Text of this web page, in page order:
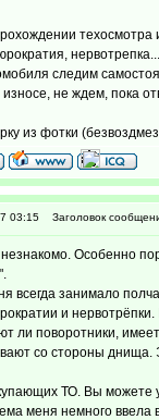
следим
не ждем, пока
из фотки
03:15 Заголовок
Особенно
".
всегда занимало
и
ли поворотники,
со стороны днища.
ТО. Вы можете
меня немного ввела